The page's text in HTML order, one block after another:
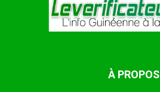
À PROPOS